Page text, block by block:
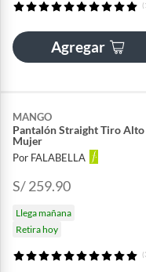
Agregar
MANGO
Pantalón Straight Tiro Alto
Mujer
Por FALABELLA
S/ 259.90
Llega mañana
Retira hoy